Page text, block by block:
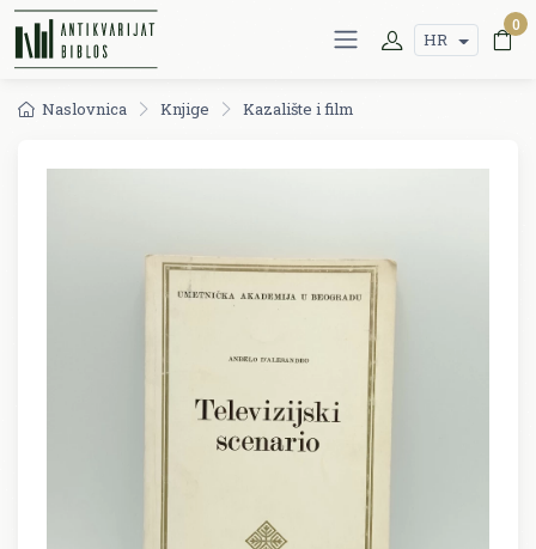
HR
0
Naslovnica Knjige Kazalište i film